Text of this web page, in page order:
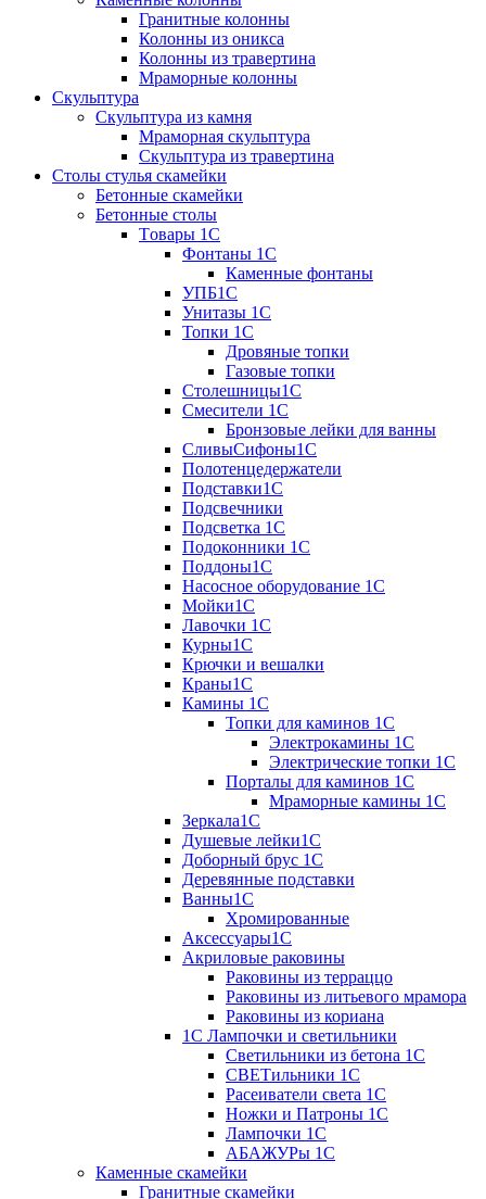
Гранитные колонны
Колонны из оникса
Колонны из травертина
Мраморные колонны
Скульптура
Скульптура из камня
Мраморная скульптура
Скульптура из травертина
Столы стулья скамейки
Бетонные скамейки
Бетонные столы
Tовары 1C
Фонтаны 1C
Каменные фонтаны
УПБ1С
Унитазы 1С
Топки 1С
Дровяные топки
Газовые топки
Столешницы1С
Смесители 1С
Бронзовые лейки для ванны
СливыСифоны1С
Полотенцедержатели
Подставки1С
Подсвечники
Подсветка 1С
Подоконники 1С
Поддоны1С
Насосное оборудование 1С
Мойки1С
Лавочки 1С
Курны1С
Крючки и вешалки
Краны1С
Камины 1C
Топки для каминов 1C
Электрокамины 1С
Электрические топки 1C
Порталы для каминов 1С
Мраморные камины 1C
Зеркала1С
Душевые лейки1С
Доборный брус 1С
Деревянные подставки
Ванны1С
Хромированные
Аксессуары1С
Акриловые раковины
Раковины из терраццо
Раковины из литьевого мрамора
Раковины из кориана
1С Лампочки и светильники
Светильники из бетона 1С
СВЕТильники 1С
Расеиватели света 1С
Ножки и Патроны 1С
Лампочки 1С
АБАЖУРы 1С
Каменные скамейки
Гранитные скамейки